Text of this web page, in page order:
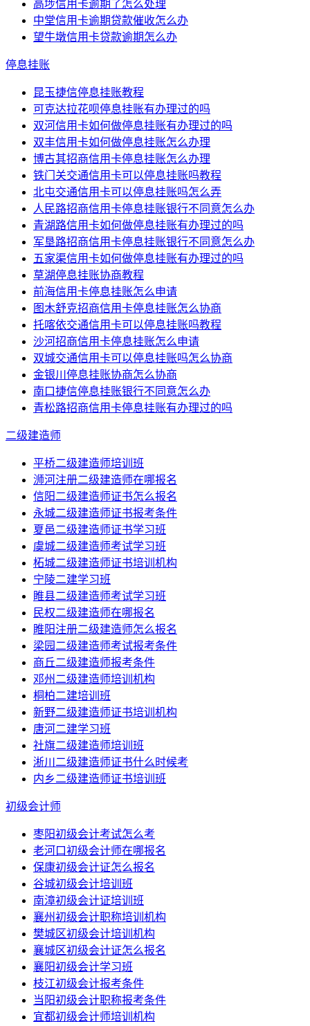
高埗信用卡逾期了怎么处理
中堂信用卡逾期贷款催收怎么办
望牛墩信用卡贷款逾期怎么办
停息挂账
昆玉捷信停息挂账教程
可克达拉花呗停息挂账有办理过的吗
双河信用卡如何做停息挂账有办理过的吗
双丰信用卡如何做停息挂账怎么办理
博古其招商信用卡停息挂账怎么办理
铁门关交通信用卡可以停息挂账吗教程
北屯交通信用卡可以停息挂账吗怎么弄
人民路招商信用卡停息挂账银行不同意怎么办
青湖路信用卡如何做停息挂账有办理过的吗
军垦路招商信用卡停息挂账银行不同意怎么办
五家渠信用卡如何做停息挂账有办理过的吗
草湖停息挂账协商教程
前海信用卡停息挂账怎么申请
图木舒克招商信用卡停息挂账怎么协商
托喀依交通信用卡可以停息挂账吗教程
沙河招商信用卡停息挂账怎么申请
双城交通信用卡可以停息挂账吗怎么协商
金银川停息挂账协商怎么协商
南口捷信停息挂账银行不同意怎么办
青松路招商信用卡停息挂账有办理过的吗
二级建造师
平桥二级建造师培训班
浉河注册二级建造师在哪报名
信阳二级建造师证书怎么报名
永城二级建造师证书报考条件
夏邑二级建造师证书学习班
虞城二级建造师考试学习班
柘城二级建造师证书培训机构
宁陵二建学习班
睢县二级建造师考试学习班
民权二级建造师在哪报名
睢阳注册二级建造师怎么报名
梁园二级建造师考试报考条件
商丘二级建造师报考条件
邓州二级建造师培训机构
桐柏二建培训班
新野二级建造师证书培训机构
唐河二建学习班
社旗二级建造师培训班
淅川二级建造师证书什么时候考
内乡二级建造师证书培训班
初级会计师
枣阳初级会计考试怎么考
老河口初级会计师在哪报名
保康初级会计证怎么报名
谷城初级会计培训班
南漳初级会计证培训班
襄州初级会计职称培训机构
樊城区初级会计培训机构
襄城区初级会计证怎么报名
襄阳初级会计学习班
枝江初级会计报考条件
当阳初级会计职称报考条件
宜都初级会计师培训机构